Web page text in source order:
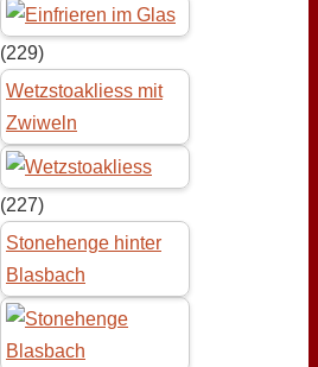
(229)
Wetzstoakliess mit
Zwiweln
(227)
Stonehenge hinter
Blasbach